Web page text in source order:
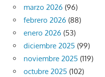
marzo 2026 (96)
febrero 2026 (88)
enero 2026 (53)
diciembre 2025 (99)
noviembre 2025 (119)
octubre 2025 (102)